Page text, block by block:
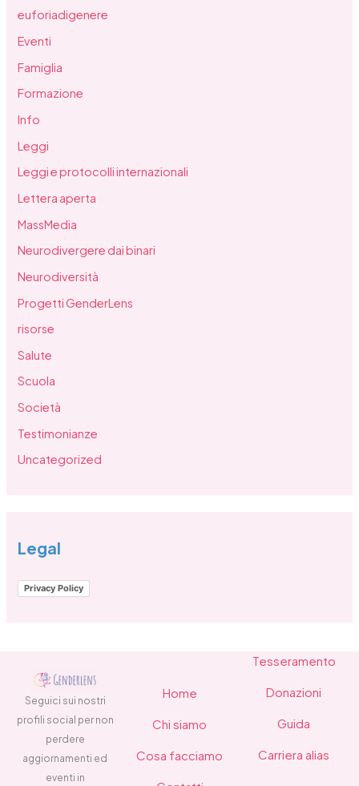
euforiadigenere
Eventi
Famiglia
Formazione
Info
Leggi
Leggi e protocolli internazionali
Lettera aperta
MassMedia
Neurodivergere dai binari
Neurodiversità
Progetti GenderLens
risorse
Salute
Scuola
Società
Testimonianze
Uncategorized
Legal
Privacy Policy
Seguici sui nostri
profili social per non
perdere
aggiornamenti ed
eventi in
Home
Chi siamo
Cosa facciamo
Tesseramento
Donazioni
Guida
Carriera alias